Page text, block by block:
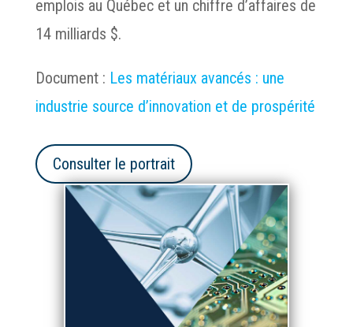
emplois au Québec et un chiffre d’affaires de
14 milliards $.
Document : Les matériaux avancés : une
industrie source d’innovation et de prospérité
Consulter le portrait